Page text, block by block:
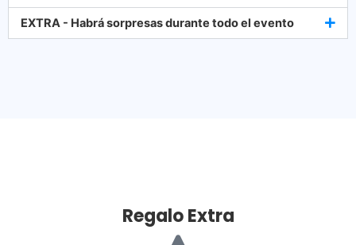
EXTRA - Habrá sorpresas durante todo el evento
Regalo Extra